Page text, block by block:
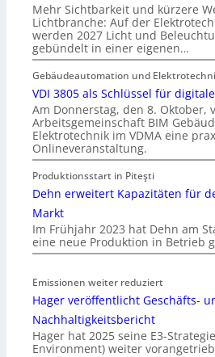
Mehr Sichtbarkeit und kürzere
Lichtbranche: Auf der
werden 2027 Licht und
gebündelt in einer eigenen…
Gebäudeautomation und
VDI 3805 als Schlüssel für
Am Donnerstag, den 8. Oktober,
Arbeitsgemeinschaft BIM
Elektrotechnik im VDMA eine
Onlineveranstaltung.
Produktionsstart in Piteşti
Dehn erweitert Kapazitäten für
Markt
Im Frühjahr 2023 hat Dehn am
eine neue Produktion in Betrieb
Emissionen weiter reduziert
Hager veröffentlicht Geschäfts-
Nachhaltigkeitsbericht
Hager hat 2025 seine E3-
Environment) weiter